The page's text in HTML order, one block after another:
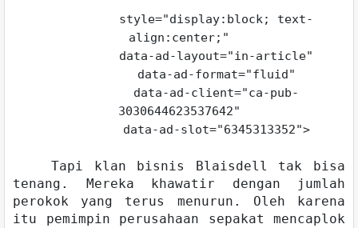
style="display:block; text-
align:center;"
data-ad-layout="in-article"
data-ad-format="fluid"
data-ad-client="ca-pub-
3030644623537642"
data-ad-slot="6345313352">
Tapi klan bisnis Blaisdell tak bisa
tenang. Mereka khawatir dengan jumlah
perokok yang terus menurun. Oleh karena
itu pemimpin perusahaan sepakat mencaplok